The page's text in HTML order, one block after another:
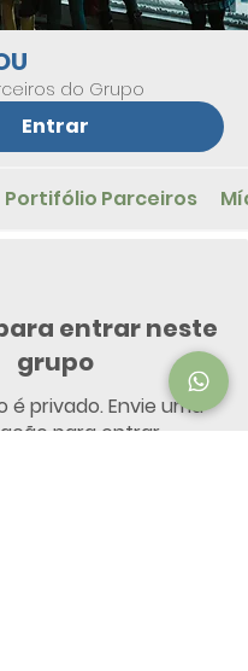
do Grupo
Entrar
Portifólio Parceiros
entrar neste
grupo
é privado. Envie uma
para entrar.